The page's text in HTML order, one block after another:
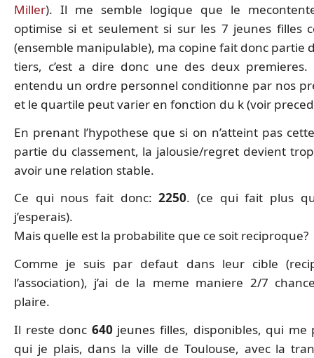
Miller). Il me semble logique que le
optimise si et seulement si sur les 7 jeunes filles
(ensemble manipulable), ma copine fait donc partie
tiers, c’est a dire donc une des deux premieres.
entendu un ordre personnel conditionne par nos
et le quartile peut varier en fonction du k (voir
En prenant l’hypothese que si on n’atteint pas
partie du classement, la jalousie/regret devient
avoir une relation stable.
Ce qui nous fait donc:2250. (ce qui fait plus
j’esperais).
Mais quelle est la probabilite que ce soit reciproque?
Comme je suis par defaut dans leur cible
l’association), j’ai de la meme maniere 2/7
plaire.
Il reste donc 640jeunes filles, disponibles, qui me
qui je plais, dans la ville de Toulouse, avec la